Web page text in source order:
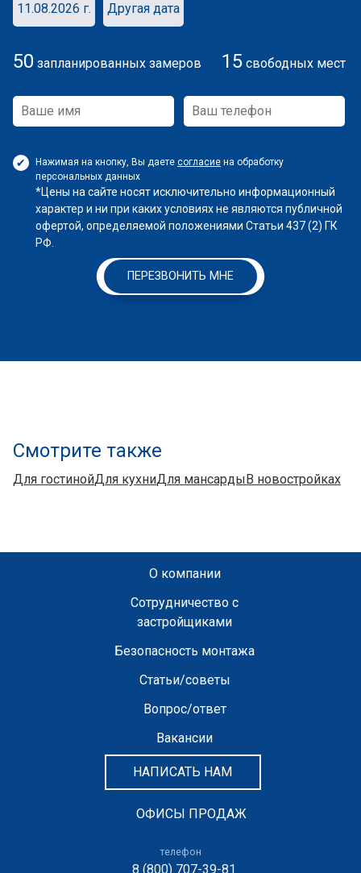
11.08.2026 г. Другая дата
50 запланированных замеров 15 свободных мест
Нажимая на кнопку, Вы даете согласие на обработку
персональных данных
*Цены на сайте носят исключительно информационный
характер и ни при каких условиях не являются публичной
офертой, определяемой положениями Статьи 437 (2) ГК
РФ.
ПЕРЕЗВОНИТЬ МНЕ
Смотрите также
Для гостинойДля кухниДля мансарды В новостройках
О компании
Сотрудничество с
застройщиками
Безопасность монтажа
Статьи/советы
Вопрос/ответ
Вакансии
НАПИСАТЬ НАМ
ОФИСЫ ПРОДАЖ
телефон
8 (800) 707-39-81